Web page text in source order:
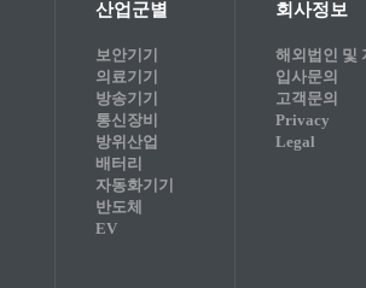
산업군별
보안기기
의료기기
방송기기
통신장비
방위산업
배터리
자동화기기
반도체
EV
회사정보
해외법인 및
입사문의
고객문의
Privacy
Legal